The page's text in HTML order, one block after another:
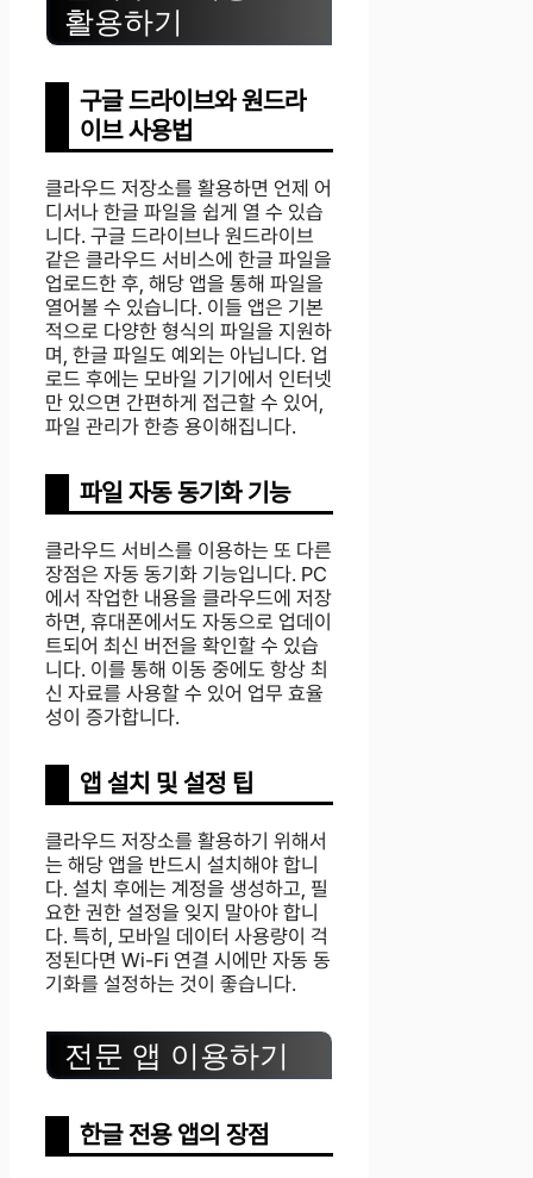
활용하기
구글 드라이브와 원드라
이브 사용법
클라우드 저장소를 활용하면 언제 어
디서나 한글 파일을 쉽게 열 수 있습
니다. 구글 드라이브나 원드라이브
같은 클라우드 서비스에 한글 파일을
업로드한 후, 해당 앱을 통해 파일을
열어볼 수 있습니다. 이들 앱은 기본
적으로 다양한 형식의 파일을 지원하
며, 한글 파일도 예외는 아닙니다. 업
로드 후에는 모바일 기기에서 인터넷
만 있으면 간편하게 접근할 수 있어,
파일 관리가 한층 용이해집니다.
파일 자동 동기화 기능
클라우드 서비스를 이용하는 또 다른
장점은 자동 동기화 기능입니다. PC
에서 작업한 내용을 클라우드에 저장
하면, 휴대폰에서도 자동으로 업데이
트되어 최신 버전을 확인할 수 있습
니다. 이를 통해 이동 중에도 항상 최
신 자료를 사용할 수 있어 업무 효율
성이 증가합니다.
앱 설치 및 설정 팁
클라우드 저장소를 활용하기 위해서
는 해당 앱을 반드시 설치해야 합니
다. 설치 후에는 계정을 생성하고, 필
요한 권한 설정을 잊지 말아야 합니
다. 특히, 모바일 데이터 사용량이 걱
정된다면 Wi-Fi 연결 시에만 자동 동
기화를 설정하는 것이 좋습니다.
전문 앱 이용하기
한글 전용 앱의 장점